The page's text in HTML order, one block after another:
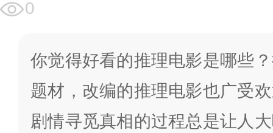
0
你觉得好看的推理电影是哪些
题材，改编的推理电影也广受
剧情寻觅真相的过程总是让人